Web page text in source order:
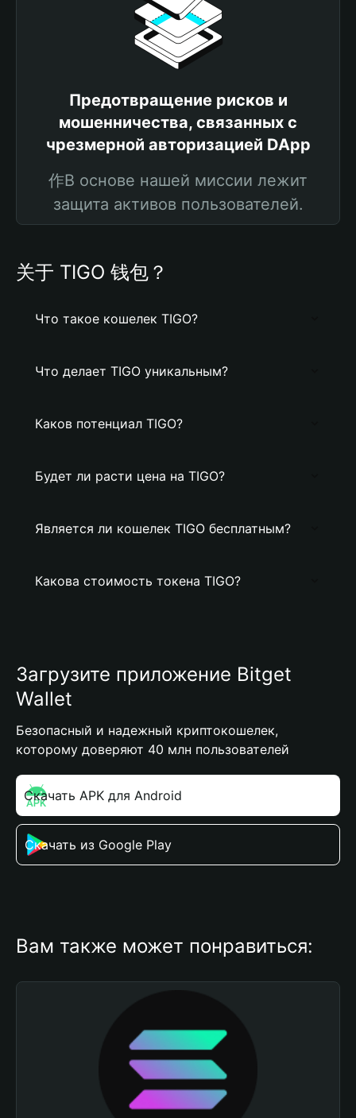
Предотвращение рисков и
мошенничества, связанных с
чрезмерной авторизацией DApp
作В основе нашей миссии лежит
защита активов пользователей.
关于 TIGO 钱包？
Что такое кошелек TIGO?
Что делает TIGO уникальным?
Каков потенциал TIGO?
Будет ли расти цена на TIGO?
Является ли кошелек TIGO бесплатным?
Какова стоимость токена TIGO?
Загрузите приложение Bitget
Wallet
Безопасный и надежный криптокошелек,
которому доверяют 40 млн пользователей
Скачать APK для Android
Скачать из Google Play
Вам также может понравиться: